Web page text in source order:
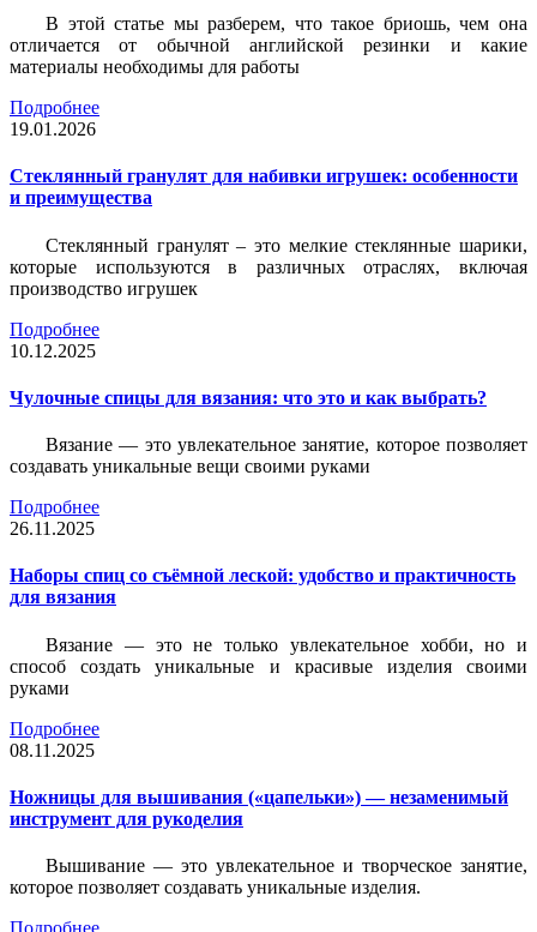
В этой статье мы разберем, что такое бриошь, чем она
отличается от обычной английской резинки и какие
материалы необходимы для работы
Подробнее
19.01.2026
Стеклянный гранулят для набивки игрушек: особенности
и преимущества
Стеклянный гранулят – это мелкие стеклянные шарики,
которые используются в различных отраслях, включая
производство игрушек
Подробнее
10.12.2025
Чулочные спицы для вязания: что это и как выбрать?
Вязание — это увлекательное занятие, которое позволяет
создавать уникальные вещи своими руками
Подробнее
26.11.2025
Наборы спиц со съёмной леской: удобство и практичность
для вязания
Вязание — это не только увлекательное хобби, но и
способ создать уникальные и красивые изделия своими
руками
Подробнее
08.11.2025
Ножницы для вышивания («цапельки») — незаменимый
инструмент для рукоделия
Вышивание — это увлекательное и творческое занятие,
которое позволяет создавать уникальные изделия.